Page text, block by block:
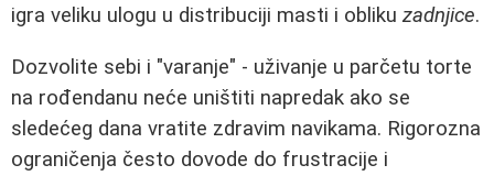
igra veliku ulogu u distribuciji masti i obliku zadnjice.
Dozvolite sebi i "varanje" - uživanje u parčetu torte
na rođendanu neće uništiti napredak ako se
sledećeg dana vratite zdravim navikama. Rigorozna
ograničenja često dovode do frustracije i